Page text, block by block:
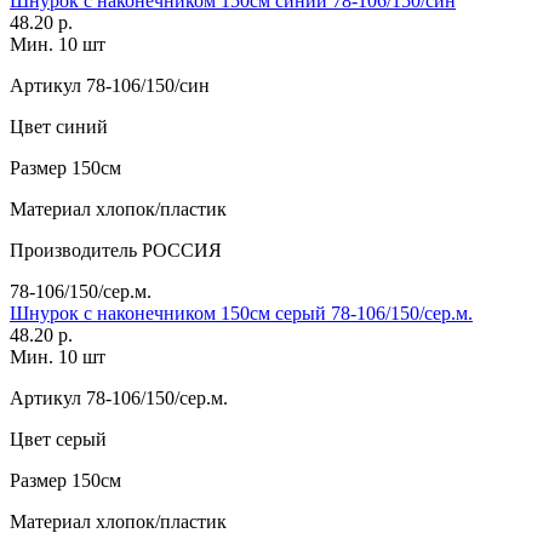
48.20 р.
Мин. 10 шт
Артикул 78-106/150/син
Цвет синий
Размер 150см
Материал хлопок/пластик
Производитель РОССИЯ
78-106/150/сер.м.
Шнурок с наконечником 150см серый 78-106/150/сер.м.
48.20 р.
Мин. 10 шт
Артикул 78-106/150/сер.м.
Цвет серый
Размер 150см
Материал хлопок/пластик